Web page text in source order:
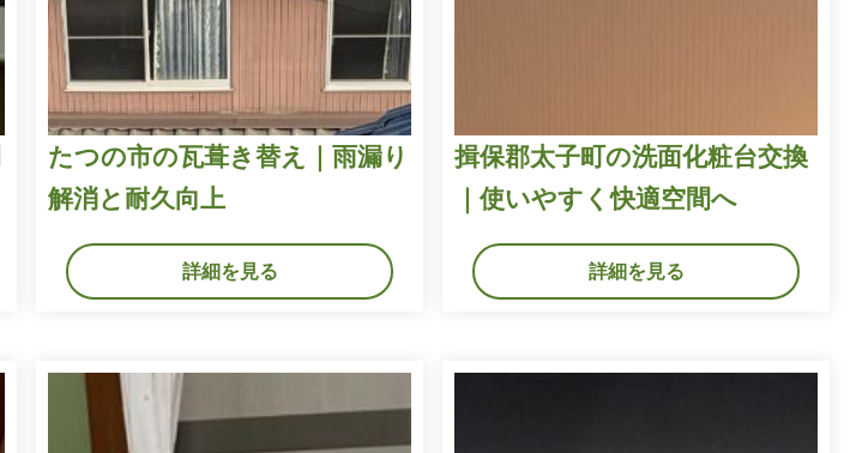
たつの市の瓦葺き替え｜雨漏り
解消と耐久向上
詳細を見る
揖保郡太子町の洗面化粧台交換
｜使いやすく快適空間へ
詳細を見る